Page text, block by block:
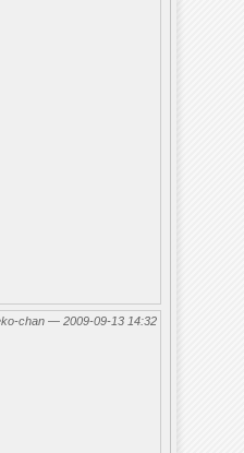
chan — 2009-09-13 14:32